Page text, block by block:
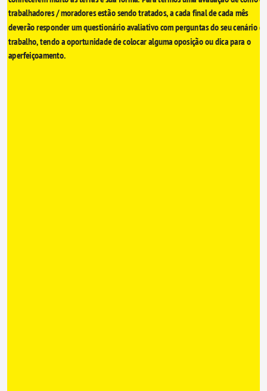
trabalhadores / moradores estão sendo tratados, a cada final de cada mês
deverão responder um questionário avaliativo com perguntas do seu cenário de
trabalho, tendo a oportunidade de colocar alguma oposição ou dica para o
aperfeiçoamento.